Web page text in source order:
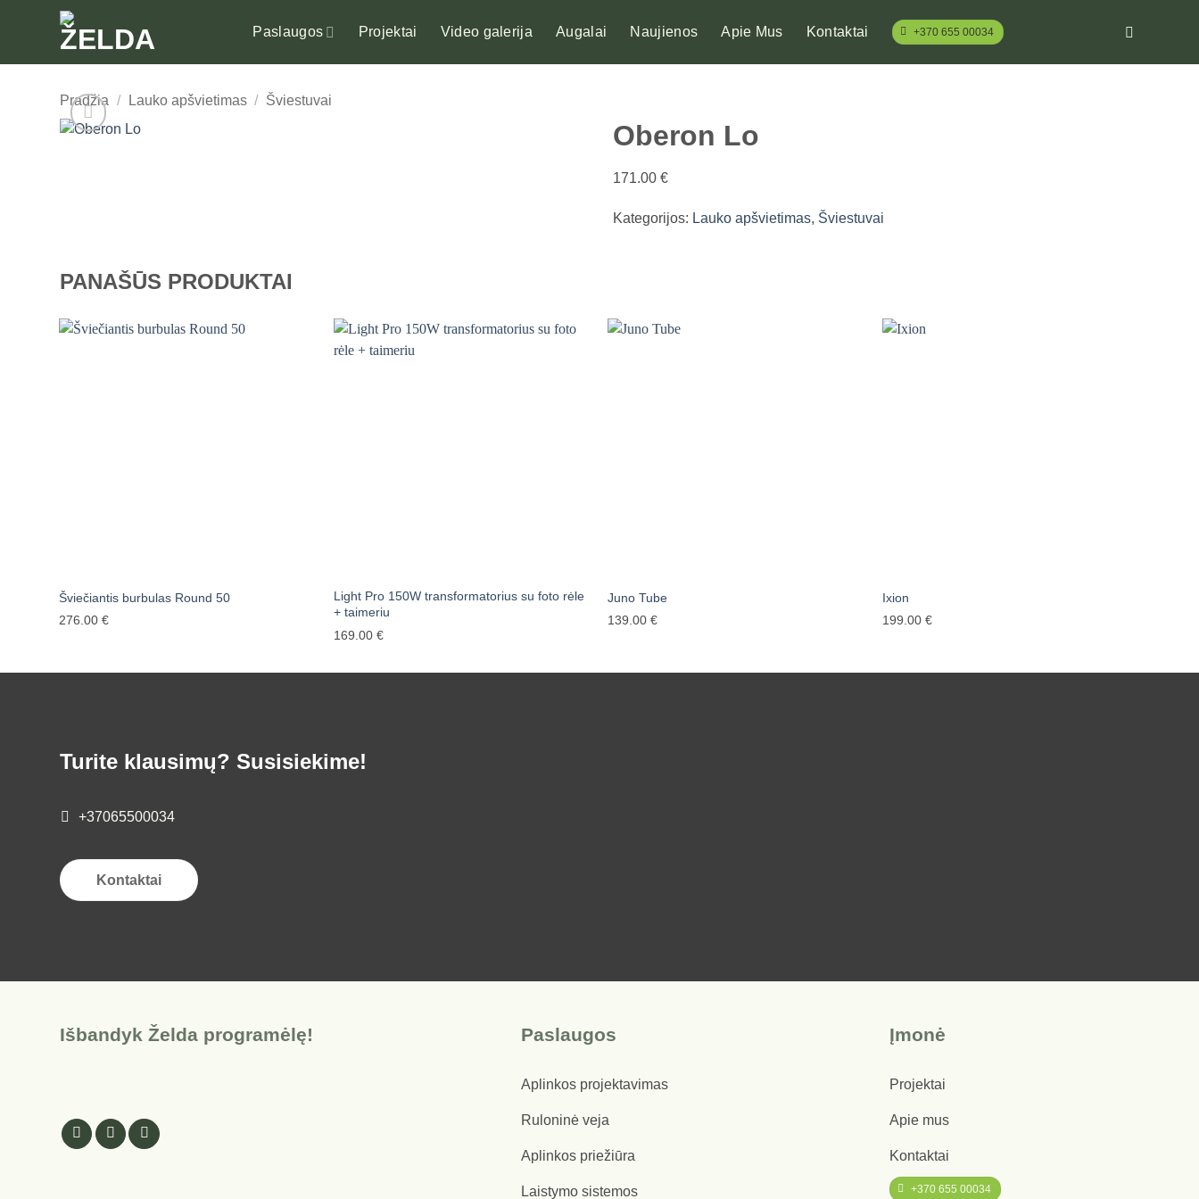
Paslaugos Projektai Video galerija Augalai Naujienos Apie Mus Kontaktai +370 655 00034
Pradžia / Lauko apšvietimas / Šviestuvai
Oberon Lo
171.00 €
Kategorijos: Lauko apšvietimas, Šviestuvai
PANAŠŪS PRODUKTAI
Šviečiantis burbulas Round 50
276.00 €
Light Pro 150W transformatorius su foto rėle
+ taimeriu
169.00 €
Juno Tube
139.00 €
Ixion
199.00 €
Turite klausimų? Susisiekime!
+37065500034
Kontaktai
Išbandyk Želda programėlę! Paslaugos
Aplinkos projektavimas
Ruloninė veja
Aplinkos priežiūra
Laistymo sistemos
Įmonė
Projektai
Apie mus
Kontaktai
+370 655 00034